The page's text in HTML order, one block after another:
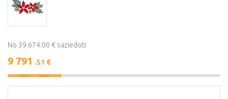
No 39 674.00 € saziedoti
9 791 .51 €
25%
Complete